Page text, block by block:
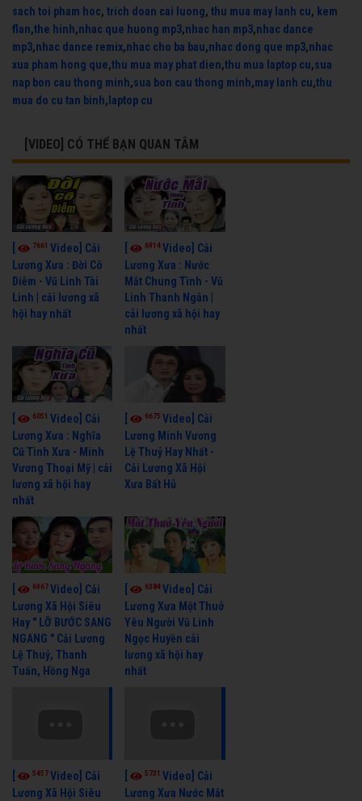
sach toi pham hoc, trich doan cai luong, thu mua may lanh cu, kem
flan,the hinh,nhac que huong mp3,nhac han mp3,nhac dance
mp3,nhac dance remix,nhac cho ba bau,nhac dong que mp3,nhac
xua pham hong que,thu mua may phat dien,thu mua laptop cu,sua
nap bon cau thong minh,sua bon cau thong minh,may lanh cu,thu
mua do cu tan binh, laptop cu
[VIDEO] CÓ THỂ BẠN QUAN TÂM
7661 Video] Cải
Lương Xưa : Đời Cô
Diễm - Vũ Linh Tài
Linh | cải lương xã
hội hay nhất
6914Video] Cải
Lương Xưa : Nước
Mắt Chung Tình - Vũ
Linh Thanh Ngân |
cải lương xã hội hay
nhất
6051 Video] Cải
Lương Xưa : Nghĩa
Cũ Tình Xưa - Minh
Vương Thoại Mỹ | cải
lương xã hội hay
nhất
6675Video] Cải
Lương Minh Vương
Lệ Thuỷ Hay Nhất -
Cải Lương Xã Hội
Xưa Bất Hủ
6967Video] Cải
Lương Xã Hội Siêu
Hay " LỠ BƯỚC SANG
NGANG " Cải Lương
Lệ Thuỷ, Thanh
Tuấn, Hồng Nga
6384Video] Cải
Lương Xưa Một Thuở
Yêu Người Vũ Linh
Ngọc Huyền cải
lương xã hội hay
nhất
5457Video] Cải
Lương Xã Hội Siêu
5731Video] Cải
Lương Xưa Nước Mắt